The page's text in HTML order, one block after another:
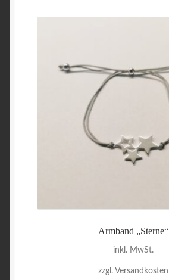
Armband „Sterne“
inkl. MwSt.
zzgl. Versandkosten